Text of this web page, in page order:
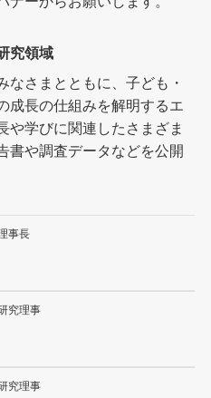
究領域
なさまとともに、子ども・
成長の仕組みを解明するエ
や学びに関連したさまざま
書や調査データなどを公開
事長
究理事
究理事